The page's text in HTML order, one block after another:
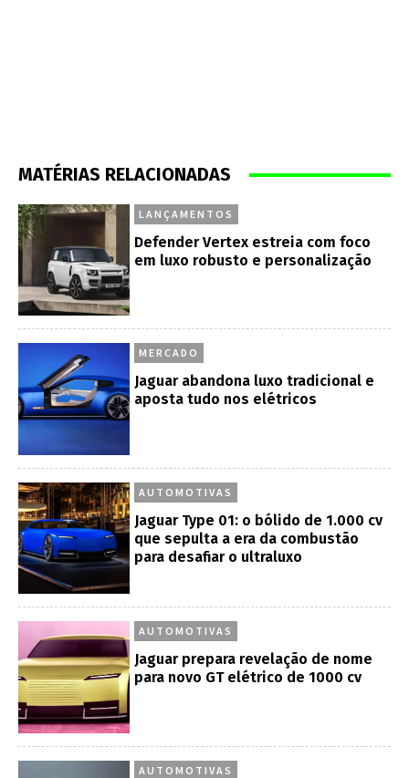
MATÉRIAS RELACIONADAS
LANÇAMENTOS
Defender Vertex estreia com foco
em luxo robusto e personalização
MERCADO
Jaguar abandona luxo tradicional e
aposta tudo nos elétricos
AUTOMOTIVAS
Jaguar Type 01: o bólido de 1.000 cv
que sepulta a era da combustão
para desafiar o ultraluxo
AUTOMOTIVAS
Jaguar prepara revelação de nome
para novo GT elétrico de 1000 cv
AUTOMOTIVAS